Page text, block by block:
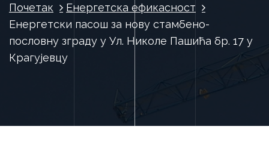
Почетак
Енергетска ефикасност
Енергетски пасош за нову стамбенo-
пословну зграду у Ул. Николе Пашића бр. 17 у
Крагујевцу